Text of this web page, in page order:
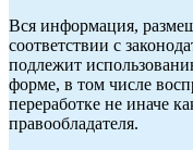
Вся информация,
соответствии с
подлежит
форме, в том числе
переработке не иначе
правообладателя.